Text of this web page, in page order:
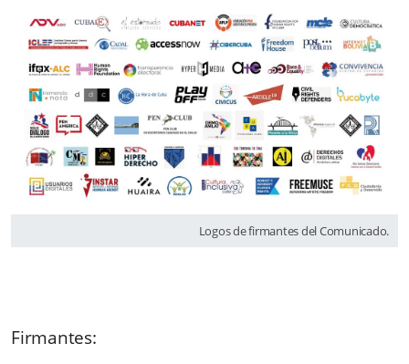
Logos de firmantes del Comunicado.
Firmantes: